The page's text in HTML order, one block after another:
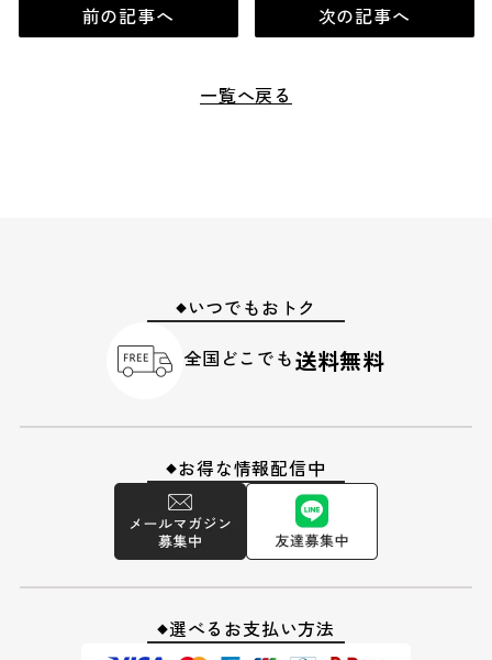
前の記事へ
一覧へ戻る
次の記事へ
◆ いつでもおトク
全国どこでも送料無料
◆お得な情報配信中
◆選べるお支払い方法